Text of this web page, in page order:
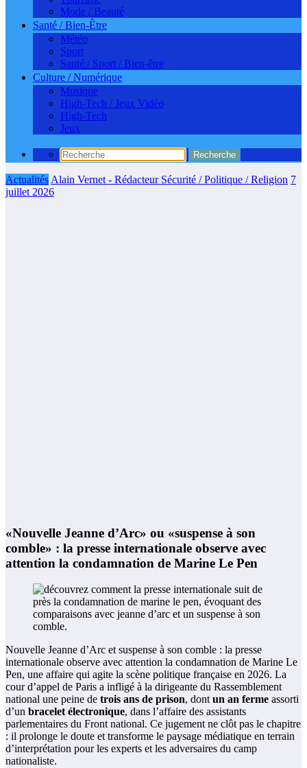
Mode / Beauté
Santé / Bien-Être
Météo
Sport
Santé / Sport / Bien-être
Culture / Numérique
Musique
High-Tech / Jeux Vidéo
High-Tech
Jeux
Actualités Alain Vernet - Rédacteur Sécurité / Politique / Religion 7
juillet 2026
«Nouvelle Jeanne d’Arc» ou «suspense à son
comble» : la presse internationale observe avec
attention la condamnation de Marine Le Pen
Nouvelle Jeanne d’Arc et suspense à son comble : la presse
internationale observe avec attention la condamnation de Marine Le
Pen, une affaire qui agite la scène politique française en 2026. La
cour d’appel de Paris a infligé à la dirigeante du Rassemblement
national une peine de trois ans de prison, dontun an ferme assorti
d’un bracelet électronique, dans l’affaire des assistants
parlementaires du Front national. Ce jugement ne clôt pas le chapitre
: il prolonge le doute et transforme le paysage médiatique en terrain
d’interprétation pour les experts et les adversaires du camp
nationaliste.